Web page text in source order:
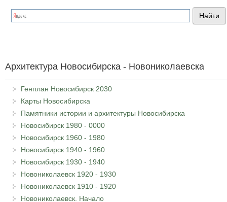
Архитектура Новосибирска - Новониколаевска
Генплан Новосибирск 2030
Карты Новосибирска
Памятники истории и архитектуры Новосибирска
Новосибирск 1980 - 0000
Новосибирск 1960 - 1980
Новосибирск 1940 - 1960
Новосибирск 1930 - 1940
Новониколаевск 1920 - 1930
Новониколаевск 1910 - 1920
Новониколаевск. Начало